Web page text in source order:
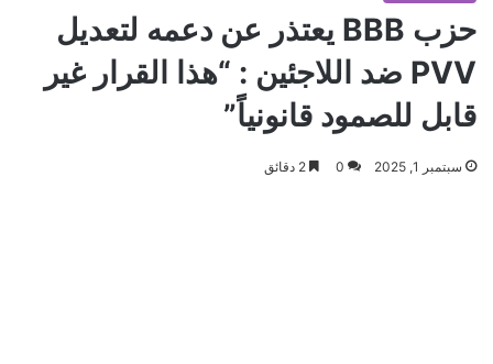
حزب BBB يعتذر عن دعمه لتعديل
PVV ضد اللاجئين : “هذا القرار غير
قابل للصمود قانونياً”
سبتمبر 1, 2025 0